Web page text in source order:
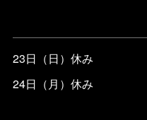
23日（日）休み
24日（月）休み